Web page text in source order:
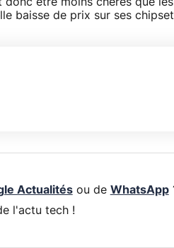
baisse de prix sur ses
Actualitésou de WhatsApp
l'actu tech !